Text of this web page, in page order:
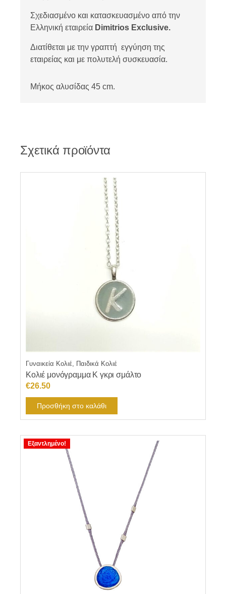
Σχεδιασμένο και κατασκευασμένο από την
Ελληνική εταιρεία Dimitrios Exclusive.
Διατίθεται με την γραπτή εγγύηση της
εταιρείας και με πολυτελή συσκευασία.
Μήκος αλυσίδας 45 cm.
Σχετικά προϊόντα
Γυναικεία Κολιέ, Παιδικά Κολιέ
Κολιέ μονόγραμμα Κ γκρι σμάλτο
€26.50
Προσθήκη στο καλάθι
Εξαντλημένο!